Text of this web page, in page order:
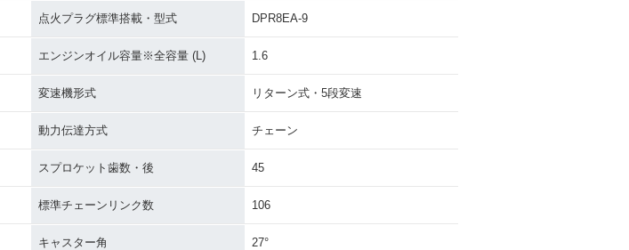
点火プラグ標準搭載・型式 DPR8EA-9
エンジンオイル容量※全容量 (L) 1.6
変速機形式 リターン式・5段変速
動力伝達方式 チェーン
スプロケット歯数・後 45
標準チェーンリンク数 106
キャスター角 27°